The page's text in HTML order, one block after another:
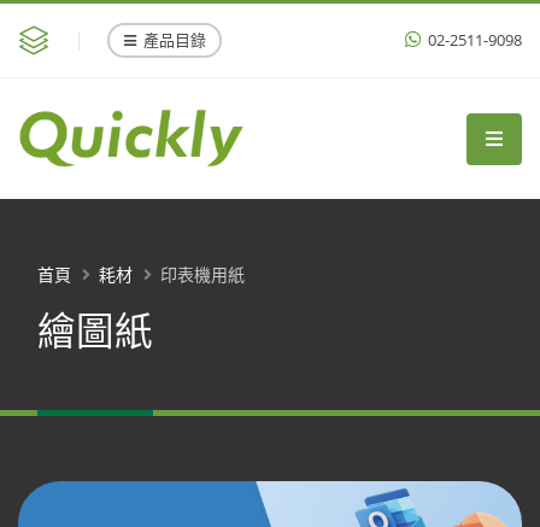
產品目錄 02-2511-9098
繪圖紙
首頁 耗材 印表機用紙